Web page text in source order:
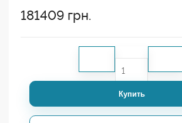
181409 грн.
Купить